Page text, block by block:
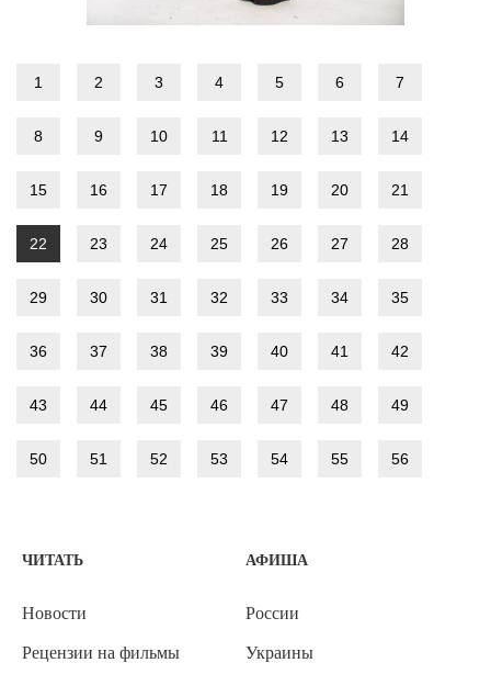
1 2 3 4 5 6 7
8 9 10 11 12 13 14
15 16 17 18 19 20 21
22 23 24 25 26 27 28
29 30 31 32 33 34 35
36 37 38 39 40 41 42
43 44 45 46 47 48 49
50 51 52 53 54 55 56
ЧИТАТЬ
Новости
Рецензии на фильмы
АФИША
России
Украины